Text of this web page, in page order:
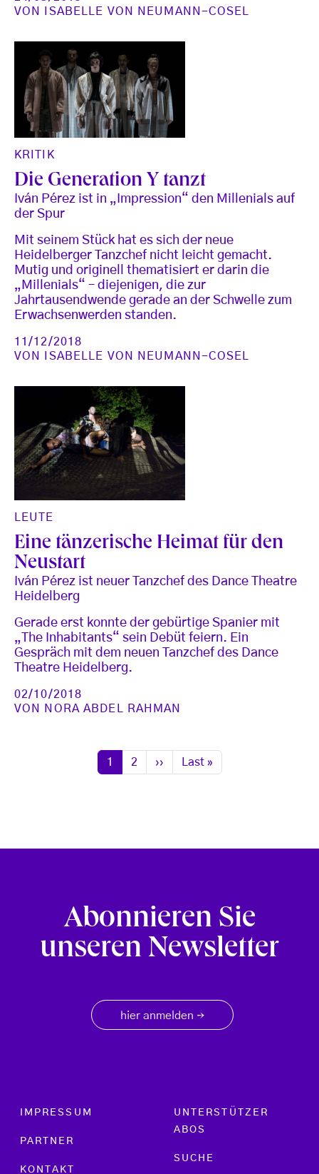
VON
ISABELLE VON NEUMANN-COSEL
KRITIK
Die Generation Y tanzt
Iván Pérez ist in „Impression“ den Millenials auf
der Spur
Mit seinem Stück hat es sich der neue
Heidelberger Tanzchef nicht leicht gemacht.
Mutig und originell thematisiert er darin die
„Millenials“ – diejenigen, die zur
Jahrtausendwende gerade an der Schwelle zum
Erwachsenwerden standen.
11/12/2018
VON
ISABELLE VON NEUMANN-COSEL
LEUTE
Eine tänzerische Heimat für den
Neustart
Iván Pérez ist neuer Tanzchef des Dance Theatre
Heidelberg
Gerade erst konnte der gebürtige Spanier mit
„The Inhabitants“ sein Debüt feiern. Ein
Gespräch mit dem neuen Tanzchef des Dance
Theatre Heidelberg.
02/10/2018
VON
NORA ABDEL RAHMAN
Seitennummerierung
Seite
1 Seite
2 Nächste Seite
›› Letzte Seite
Last »
Abonnieren Sie
unseren Newsletter
hier anmelden →
Footer menu
IMPRESSUM
PARTNER
KONTAKT
UNTERSTÜTZER
ABOS
SUCHE